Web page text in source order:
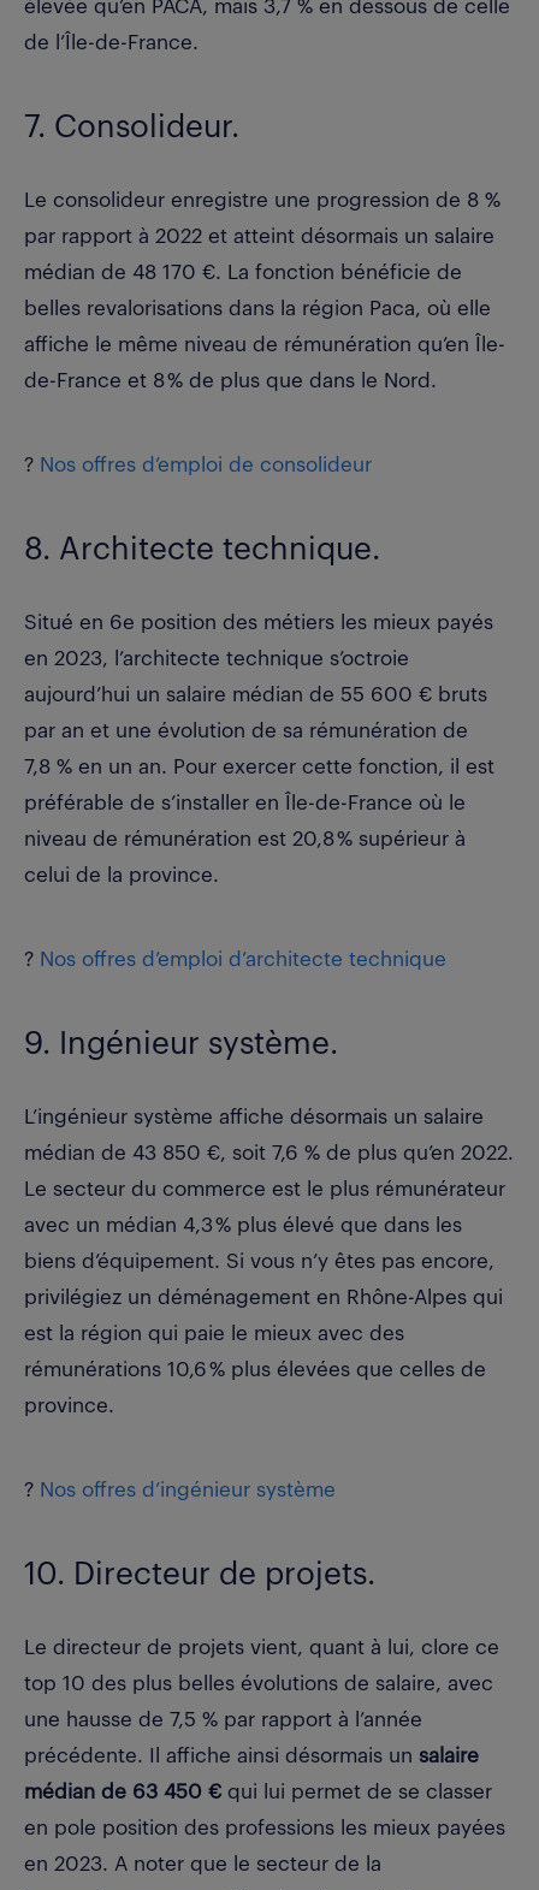
élevée qu’en PACA, mais 3,7 % en dessous de celle
de l’Île-de-France.
7. Consolideur.
Le consolideur enregistre une progression de 8 %
par rapport à 2022 et atteint désormais un salaire
médian de 48 170 €. La fonction bénéficie de
belles revalorisations dans la région Paca, où elle
affiche le même niveau de rémunération qu’en Île-
de-France et 8 % de plus que dans le Nord.
? Nos offres d’emploi de consolideur
8. Architecte technique.
Situé en 6e position des métiers les mieux payés
en 2023, l’architecte technique s’octroie
aujourd’hui un salaire médian de 55 600 € bruts
par an et une évolution de sa rémunération de
7,8 % en un an. Pour exercer cette fonction, il est
préférable de s’installer en Île-de-France où le
niveau de rémunération est 20,8 % supérieur à
celui de la province.
? Nos offres d’emploi d’architecte technique
9. Ingénieur système.
L’ingénieur système affiche désormais un salaire
médian de 43 850 €, soit 7,6 % de plus qu’en 2022.
Le secteur du commerce est le plus rémunérateur
avec un médian 4,3 % plus élevé que dans les
biens d’équipement. Si vous n’y êtes pas encore,
privilégiez un déménagement en Rhône-Alpes qui
est la région qui paie le mieux avec des
rémunérations 10,6 % plus élevées que celles de
province.
? Nos offres d’ingénieur système
10. Directeur de projets.
Le directeur de projets vient, quant à lui, clore ce
top 10 des plus belles évolutions de salaire, avec
une hausse de 7,5 % par rapport à l’année
précédente. Il affiche ainsi désormais un salaire
médian de 63 450 € qui lui permet de se classer
en pole position des professions les mieux payées
en 2023. A noter que le secteur de la